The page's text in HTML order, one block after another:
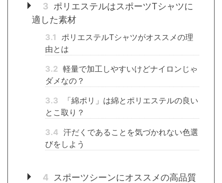
3 ポリエステルはスポーツTシャツに
適した素材
3.1
ポリエステルTシャツがオススメの理
由とは
3.2 軽量で加工しやすいけどナイロンじゃ
ダメなの？
3.3
「綿ポリ」は綿とポリエステルの良い
とこ取り？
3.4 汗だくであることを気づかれない色選
びをしよう
4
スポーツシーンにオススメの高品質